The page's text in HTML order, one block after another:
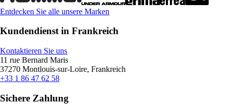
Entdecken Sie alle unsere Marken
Kundendienst in Frankreich
Kontaktieren Sie uns
11 rue Bernard Maris
37270 Montlouis-sur-Loire, Frankreich
+33 1 86 47 62 58
Sichere Zahlung